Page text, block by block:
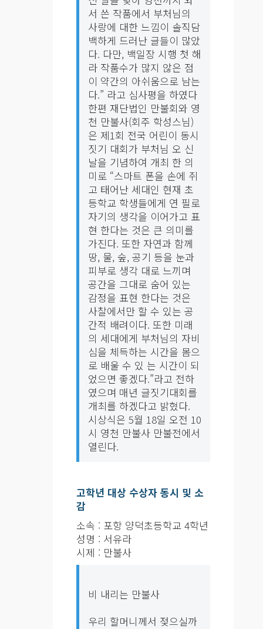
서 쓴 작품에서 부처님의
사랑에 대한 느낌이 솔직담
백하게 드러난 글들이 많았
다. 다만, 백일장 시행 첫 해
라 작품수가 많지 않은 점
이 약간의 아쉬움으로 남는
다.” 라고 심사평을 하였다
한편 재단법인 만불회와 영
천 만불사(회주 학성스님)
은 제1회 전국 어린이 동시
짓기 대회가 부처님 오 신
날을 기념하여 개최 한 의
미로 “스마트 폰을 손에 쥐
고 태어난 세대인 현재 초
등학교 학생들에게 연 필로
자기의 생각을 이어가고 표
현 한다는 것은 큰 의미를
가진다. 또한 자연과 함께
땅, 물, 숲, 공기 등을 눈과
피부로 생각 대로 느끼며
공간을 그대로 숨어 있는
감정을 표현 한다는 것은
사찰에서만 할 수 있는 공
간적 배려이다. 또한 미래
의 세대에게 부처님의 자비
심을 체득하는 시간을 몸으
로 배울 수 있 는 시간이 되
었으면 좋겠다.”라고 전하
였으며 매년 글짓기대회를
개최를 하겠다고 밝혔다.
시상식은 5월 18일 오전 10
시 영천 만불사 만불전에서
고학년 대상 수상자 동시 및 소
감
소속 : 포항 양덕초등학교 4학년
성명 : 서유라
시제 : 만불사
비 내리는 만불사
우리 할머니께서 젖으실까